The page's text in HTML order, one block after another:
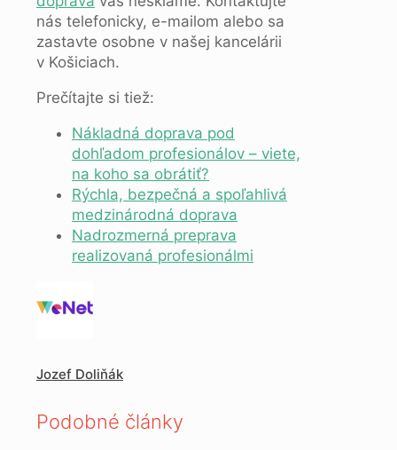
nás telefonicky, e-mailom alebo sa
zastavte osobne v našej kancelárii
v Košiciach.
Prečítajte si tiež:
Nákladná doprava pod
dohľadom profesionálov – viete,
na koho sa obrátiť?
Rýchla, bezpečná a spoľahlivá
medzinárodná doprava
Nadrozmerná preprava
realizovaná profesionálmi
Jozef Doliňák
Podobné články